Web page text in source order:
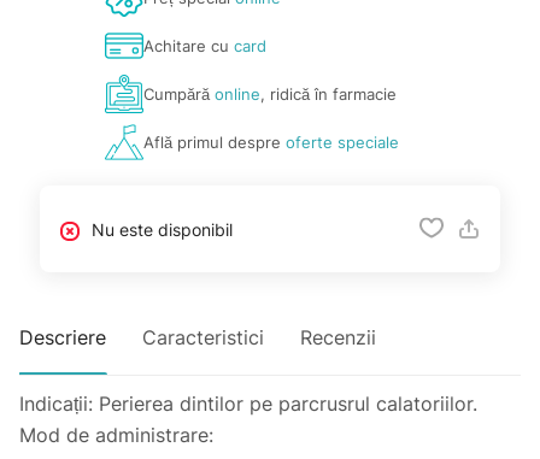
Achitare cu card
Cumpărăonline, ridică în farmacie
Află primul despre oferte speciale
Nu este disponibil
Descriere Caracteristici Recenzii
Indicații: Perierea dintilor pe parcrusrul calatoriilor.
Mod de administrare: